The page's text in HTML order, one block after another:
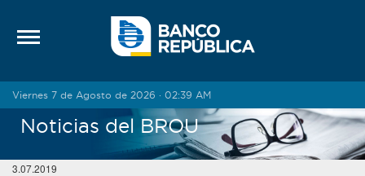
Viernes 7 de Agosto de 2026 · 02:39 AM
Noticias del BROU
3.07.2019